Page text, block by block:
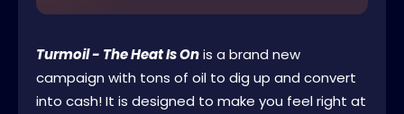
Turmoil - The Heat Is Onis a brand new
campaign with tons of oil to dig up and convert
into cash! It is designed to make you feel right at